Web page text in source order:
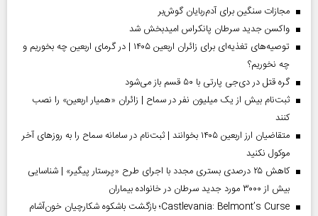
مجازات سنگین برای آدم‌ربایان گوش‌بر
واکسن جدید سرطان پانکراس امیدبخش شد
توصیه‌های تغذیه‌ای برای زائران اربعین ۱۴۰۵ | در گرمای اربعین چه بخوریم و
چه نخوریم؟
گره قتل در دی‌جی پارتی با ۵۰ قسم باز می‌شود
ثبت‌نام بیش از یک میلیون نفر در سماح | زائران «همیار اربعین» را نصب
کنند
متقاضیان ارز اربعین ۱۴۰۵ بخوانند | ثبت‌نام در سامانه سماح را به روز‌های آخر
موکول نکنید
کاهش ۲۵ درصدی بستری مجدد با اجرای طرح «پرستار پیگیر» | شناسایی
بیش از ۳۰۰۰ مورد جدید سرطان در خانواده بیماران
Castlevania: Belmont’s Curse؛ بازگشت باشکوه شکارچیان خون‌آشام